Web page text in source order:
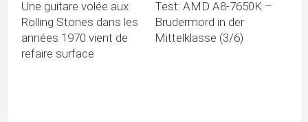
Une guitare volée aux
Rolling Stones dans les
années 1970 vient de
refaire surface
Test: AMD A8-7650K –
Brudermord in der
Mittelklasse (3/6)